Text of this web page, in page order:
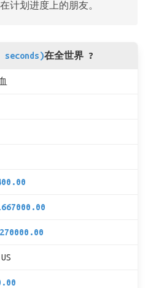
计划进度上的朋友。
seconds)在全世界 ?
US